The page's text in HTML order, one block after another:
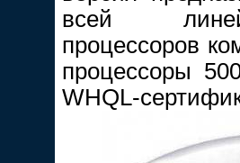
всей
процессоров
процессоры
WHQL-